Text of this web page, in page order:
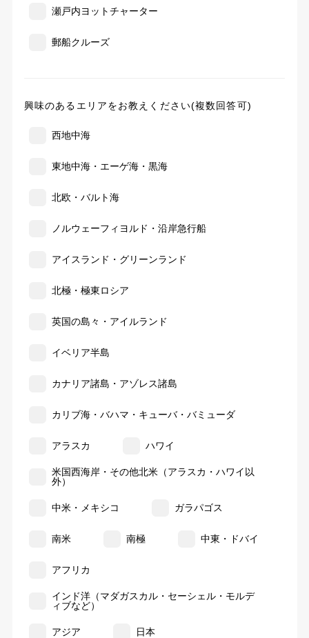
瀬戸内ヨットチャーター
郵船クルーズ
興味のあるエリアをお教えください(複数回答可)
西地中海
東地中海・エーゲ海・黒海
北欧・バルト海
ノルウェーフィヨルド・沿岸急行船
アイスランド・グリーンランド
北極・極東ロシア
英国の島々・アイルランド
イベリア半島
カナリア諸島・アゾレス諸島
カリブ海・バハマ・キューバ・バミューダ
アラスカ ハワイ
米国西海岸・その他北米（アラスカ・ハワイ以
外）
中米・メキシコ ガラパゴス
南米 南極 中東・ドバイ
アフリカ
インド洋（マダガスカル・セーシェル・モルデ
ィブなど）
アジア 日本